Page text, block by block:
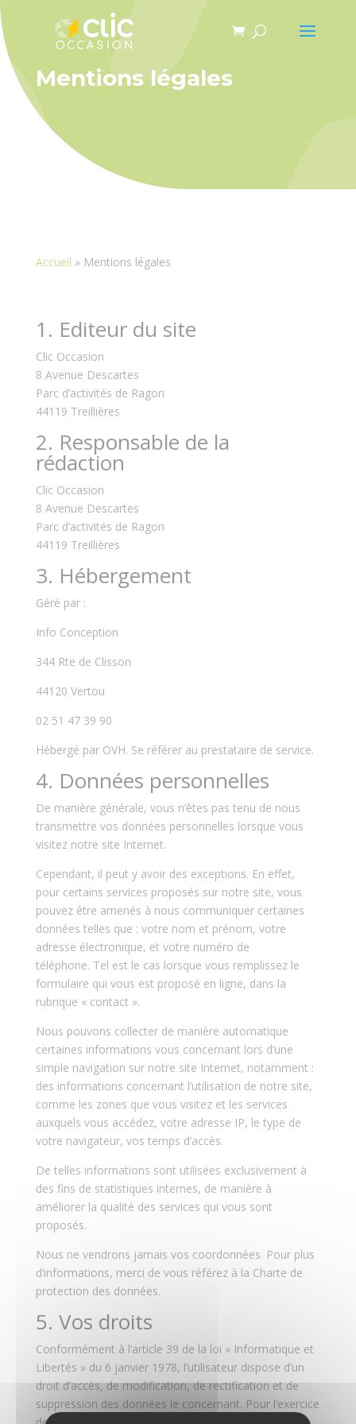
Mentions légales
Accueil » Mentions légales
1. Editeur du site
Clic Occasion
8 Avenue Descartes
Parc d’activités de Ragon
44119 Treillières
2. Responsable de la
rédaction
Clic Occasion
8 Avenue Descartes
Parc d’activités de Ragon
44119 Treillières
3. Hébergement
Géré par :
Info Conception
344 Rte de Clisson
44120 Vertou
02 51 47 39 90
Hébergé par OVH. Se référer au prestataire de service.
4. Données personnelles
De manière générale, vous n’êtes pas tenu de nous
transmettre vos données personnelles lorsque vous
visitez notre site Internet.
Cependant, il peut y avoir des exceptions. En effet,
pour certains services proposés sur notre site, vous
pouvez être amenés à nous communiquer certaines
données telles que : votre nom et prénom, votre
adresse électronique, et votre numéro de
téléphone. Tel est le cas lorsque vous remplissez le
formulaire qui vous est proposé en ligne, dans la
rubrique « contact ».
Nous pouvons collecter de manière automatique
certaines informations vous concernant lors d’une
simple navigation sur notre site Internet, notamment :
des informations concernant l’utilisation de notre site,
comme les zones que vous visitez et les services
auxquels vous accédez, votre adresse IP, le type de
votre navigateur, vos temps d’accès.
De telles informations sont utilisées exclusivement à
des fins de statistiques internes, de manière à
améliorer la qualité des services qui vous sont
proposés.
Nous ne vendrons jamais vos coordonnées. Pour plus
d’informations, merci de vous référez à la Charte de
protection des données.
5. Vos droits
Conformément à l’article 39 de la loi « Informatique et
Libertés » du 6 janvier 1978, l’utilisateur dispose d’un
droit d’accès, de modification, de rectification et de
suppression des données le concernant. Pour l’exercice
Panneau de gestion des cookies